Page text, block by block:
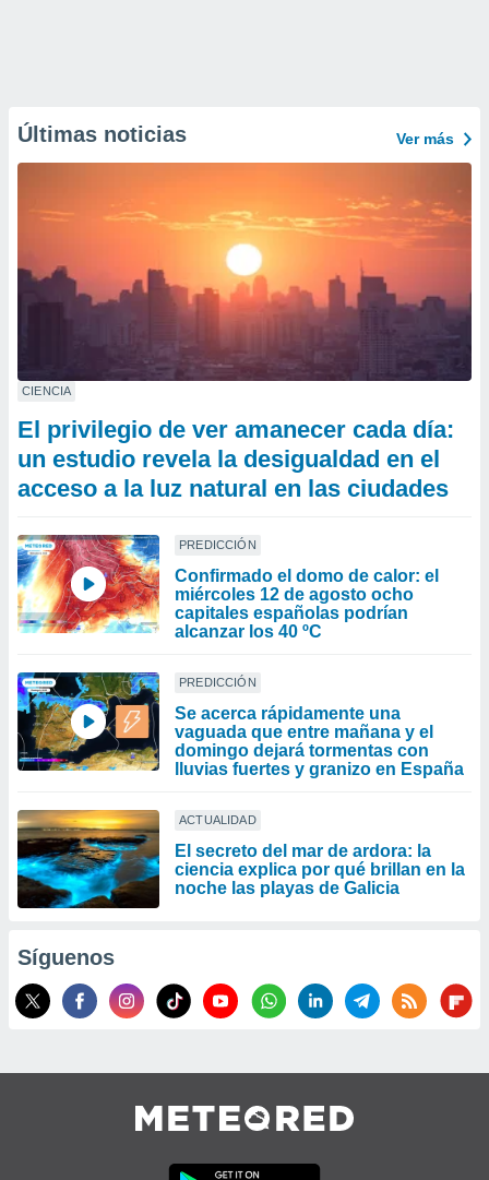
Últimas noticias Ver más
CIENCIA
El privilegio de ver amanecer cada día:
un estudio revela la desigualdad en el
acceso a la luz natural en las ciudades
PREDICCIÓN
Confirmado el domo de calor: el
miércoles 12 de agosto ocho
capitales españolas podrían
alcanzar los 40 ºC
PREDICCIÓN
Se acerca rápidamente una
vaguada que entre mañana y el
domingo dejará tormentas con
lluvias fuertes y granizo en España
ACTUALIDAD
El secreto del mar de ardora: la
ciencia explica por qué brillan en la
noche las playas de Galicia
Síguenos